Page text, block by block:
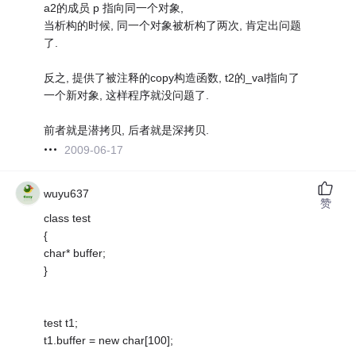
a2的成员 p 指向同一个对象,
当析构的时候, 同一个对象被析构了两次, 肯定出问题
了.
反之, 提供了被注释的copy构造函数, t2的_val指向了
一个新对象, 这样程序就没问题了.
前者就是潜拷贝, 后者就是深拷贝.
2009-06-17
wuyu637
class test
{
char* buffer;
}
test t1;
t1.buffer = new char[100];
赞